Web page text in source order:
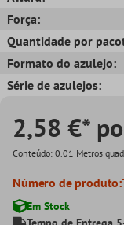
Força:
Quantidade por
Formato do azulejo:
Série de azulejos:
2,58 €*
Conteúdo: 0.01 Metros
Número de produto:
Em Stock